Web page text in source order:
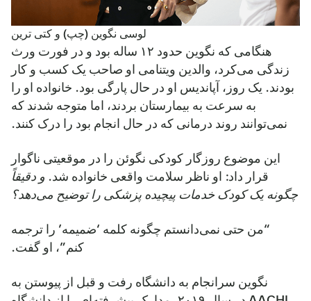
لوسی نگوین (چپ) و کتی ترین
هنگامی که نگوین حدود ۱۲ ساله بود و در فورت ورث
زندگی می‌کرد، والدین ویتنامی او صاحب یک کسب و کار
بودند. یک روز، آپاندیس او در حال پارگی بود. خانواده او را
به سرعت به بیمارستان بردند، اما متوجه شدند که
نمی‌توانند روند درمانی که در حال انجام بود را درک کنند.
این موضوع روزگار کودکی نگوئن را در موقعیتی ناگوار
قرار داد: او ناظر سلامت واقعی خانواده شد. و دقیقاً
چگونه یک کودک خدمات پیچیده پزشکی را توضیح می‌دهد؟
“من حتی نمی‌دانستم چگونه کلمه ‘ضمیمه’ را ترجمه
کنم”، او گفت.
نگوین سرانجام به دانشگاه رفت و قبل از پیوستن به